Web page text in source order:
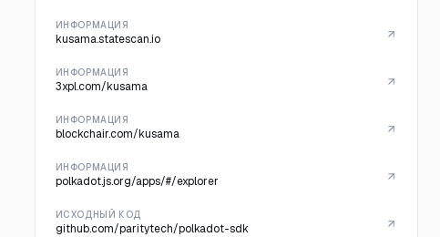
ИНФОРМАЦИЯ
kusama.statescan.io
ИНФОРМАЦИЯ
3xpl.com/kusama
ИНФОРМАЦИЯ
blockchair.com/kusama
ИНФОРМАЦИЯ
polkadot.js.org/apps/#/explorer
ИСХОДНЫЙ КОД
github.com/paritytech/polkadot-sdk